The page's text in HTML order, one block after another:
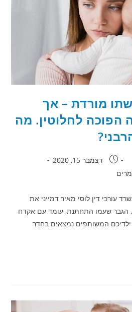
מורדת – אך
הפוכה לחלוטין. מה
פורסם:דצמבר 15, 2020
עורכי דין לוסי מאיר דמייני את
הגבר שעמו התחתנת, עומד עם אקדח
המשותפים נמצאים בחדר